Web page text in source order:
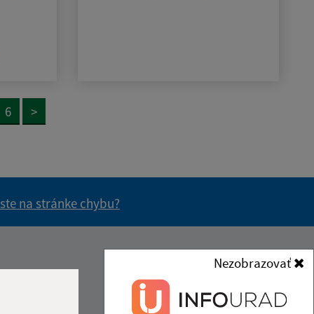
Nezobrazovať
6 >
na stránke chybu?
Obecný úrad Dubno